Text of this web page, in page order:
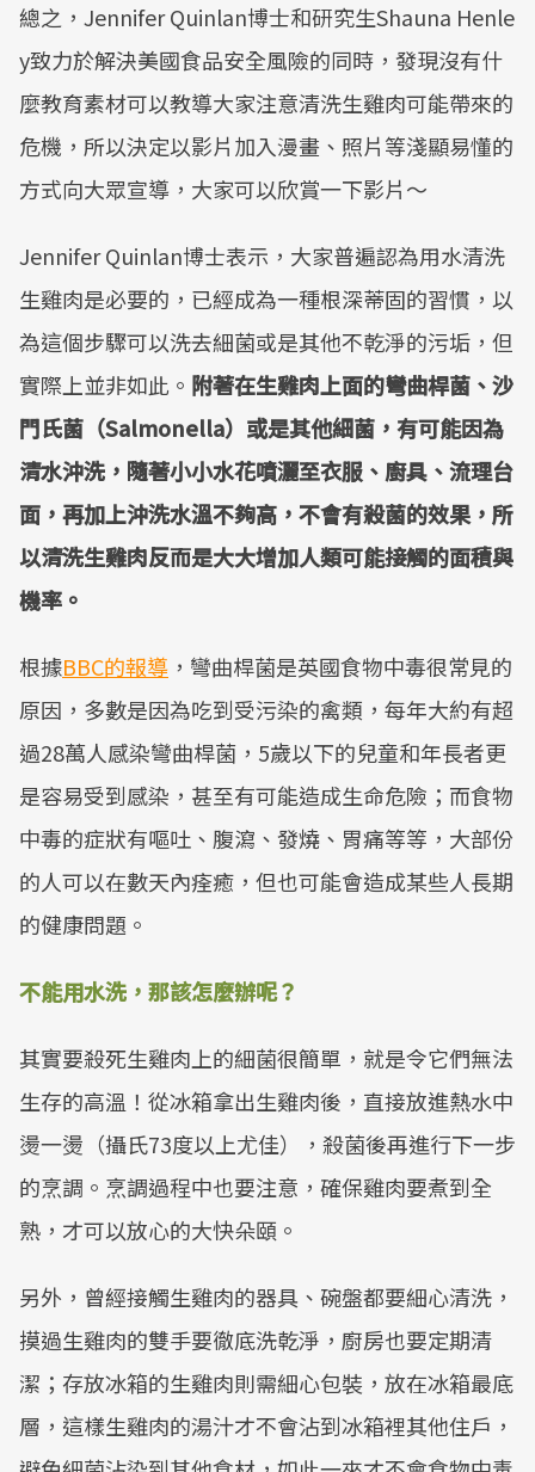
總之，Jennifer Quinlan博士和研究生Shauna Henle
y致力於解決美國食品安全風險的同時，發現沒有什
麼教育素材可以教導大家注意清洗生雞肉可能帶來的
危機，所以決定以影片加入漫畫、照片等淺顯易懂的
方式向大眾宣導，大家可以欣賞一下影片～
Jennifer Quinlan博士表示，大家普遍認為用水清洗
生雞肉是必要的，已經成為一種根深蒂固的習慣，以
為這個步驟可以洗去細菌或是其他不乾淨的污垢，但
實際上並非如此。 附著在生雞肉上面的彎曲桿菌、沙
門氏菌（Salmonella）或是其他細菌，有可能因為
清水沖洗，隨著小小水花噴灑至衣服、廚具、流理台
面，再加上沖洗水溫不夠高，不會有殺菌的效果，所
以清洗生雞肉反而是大大增加人類可能接觸的面積與
機率。
根據BBC的報導 ，彎曲桿菌是英國食物中毒很常見的
原因，多數是因為吃到受污染的禽類，每年大約有超
過28萬人感染彎曲桿菌，5歲以下的兒童和年長者更
是容易受到感染，甚至有可能造成生命危險；而食物
中毒的症狀有嘔吐、腹瀉、發燒、胃痛等等，大部份
的人可以在數天內痊癒，但也可能會造成某些人長期
的健康問題。
不能用水洗，那該怎麼辦呢？
其實要殺死生雞肉上的細菌很簡單，就是令它們無法
生存的高溫！從冰箱拿出生雞肉後，直接放進熱水中
燙一燙（攝氏73度以上尤佳），殺菌後再進行下一步
的烹調。烹調過程中也要注意，確保雞肉要煮到全
熟，才可以放心的大快朵頤。
另外，曾經接觸生雞肉的器具、碗盤都要細心清洗，
摸過生雞肉的雙手要徹底洗乾淨，廚房也要定期清
潔；存放冰箱的生雞肉則需細心包裝，放在冰箱最底
層，這樣生雞肉的湯汁才不會沾到冰箱裡其他住戶，